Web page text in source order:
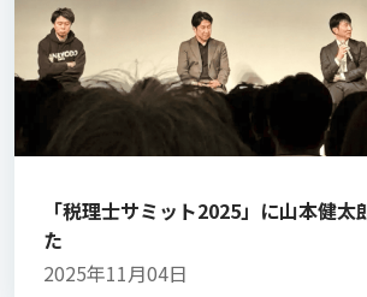
「税理士サミット2025」に山本健太
た
2025年11月04日